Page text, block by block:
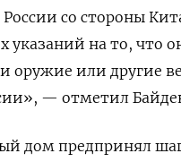
со стороны
указаний на то, что
оружие или другие
— отметил
дом предпринял